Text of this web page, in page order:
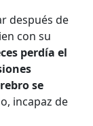
después de
con su
perdía el
se
incapaz de